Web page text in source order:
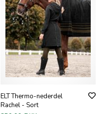
ELT Thermo-nederdel
Rachel - Sort